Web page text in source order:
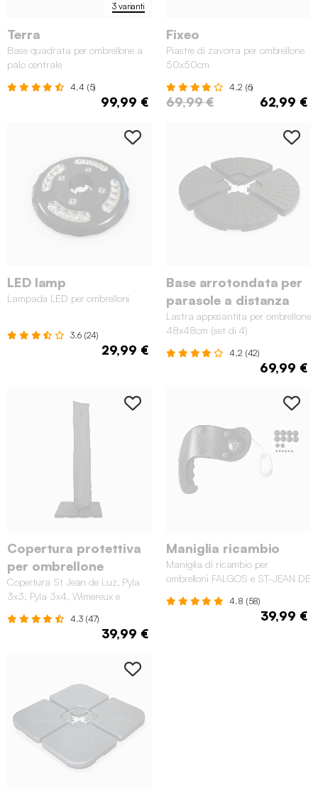
3 varianti
Terra
Base quadrata per ombrellone a
palo centrale
4.4 (5)
99,99 €
Fixeo
Piastre di zavorra per ombrellone
50x50cm
4.2 (6)
69,99 € 62,99 €
LED lamp
Lampada LED per ombrelloni
3.6 (24)
29,99 €
Base arrotondata per
parasole a distanza
Lastra appesantita per ombrellone
48x48cm (set di 4)
4.2 (42)
69,99 €
Copertura protettiva
per ombrellone
Copertura St Jean de Luz, Pyla
3x3, Pyla 3x4, Wimereux e
4.3 (47)
39,99 €
Maniglia ricambio
Maniglia di ricambio per
ombrelloni FALGOS e ST-JEAN DE
4.8 (58)
39,99 €